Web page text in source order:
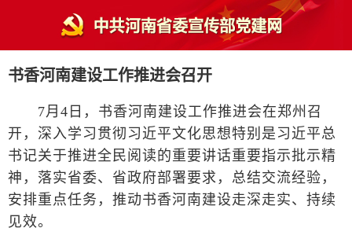
书香河南建设工作推进会召开
7月4日，书香河南建设工作推进会在郑州召
开，深入学习贯彻习近平文化思想特别是习近平总
书记关于推进全民阅读的重要讲话重要指示批示精
神，落实省委、省政府部署要求，总结交流经验，
安排重点任务，推动书香河南建设走深走实、持续
见效。